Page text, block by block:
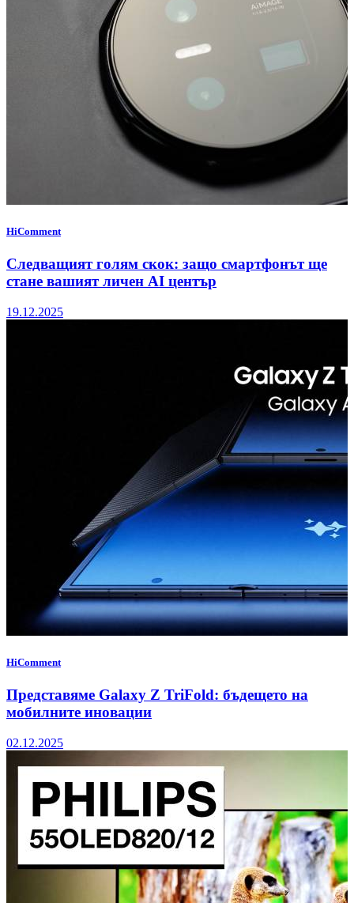
HiComment
Следващият голям скок: защо смартфонът ще
стане вашият личен AI център
19.12.2025
HiComment
Представяме Galaxy Z TriFold: бъдещето на
мобилните иновации
02.12.2025